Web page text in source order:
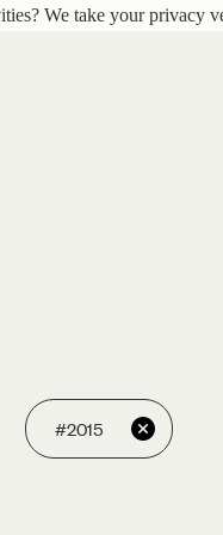
#2015
We take your privacy